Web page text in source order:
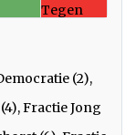
Tegen
(2),
Fractie Jong